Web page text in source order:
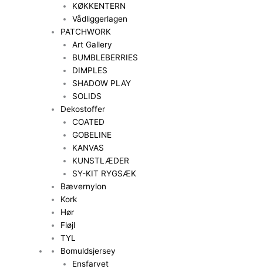
KØKKENTERN
Vådliggerlagen
PATCHWORK
Art Gallery
BUMBLEBERRIES
DIMPLES
SHADOW PLAY
SOLIDS
Dekostoffer
COATED
GOBELINE
KANVAS
KUNSTLÆDER
SY-KIT RYGSÆK
Bævernylon
Kork
Hør
Fløjl
TYL
Bomuldsjersey
Ensfarvet